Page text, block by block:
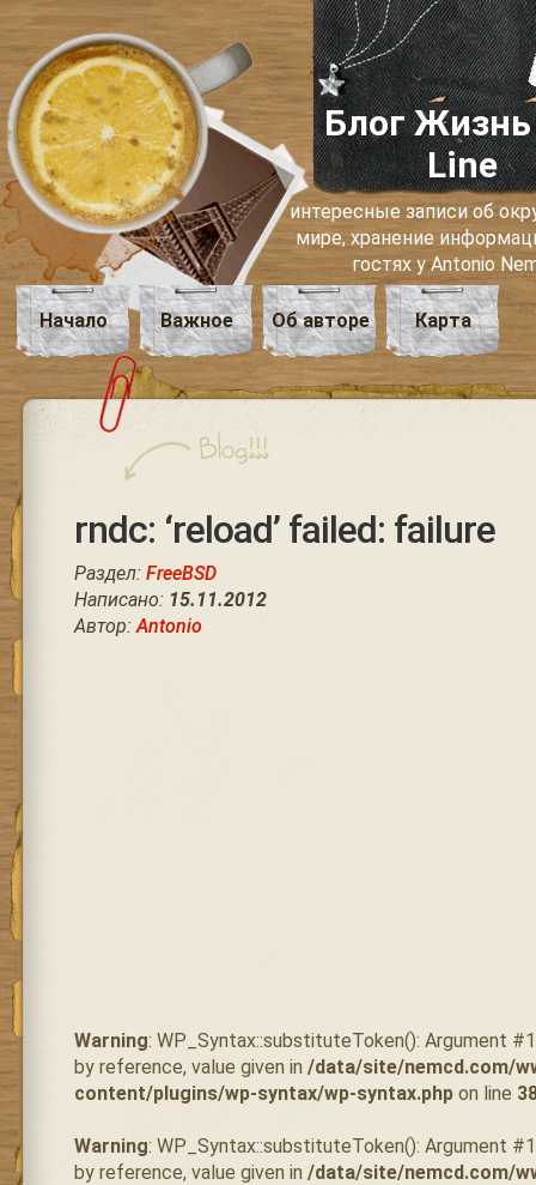
Блог Жизнь
Line
интересные записи об
мире, хранение
гостях у Antonio
Начало Важное Об авторе Карта
rndc: ‘reload’ failed: failure
Раздел: FreeBSD
Написано: 15.11.2012
Автор:Antonio
Warning: WP_Syntax::substituteToken(): Argument
by reference, value given in /data/site/nemcd.com/
content/plugins/wp-syntax/wp-syntax.phpon line
Warning: WP_Syntax::substituteToken(): Argument
by reference, value given in /data/site/nemcd.com/